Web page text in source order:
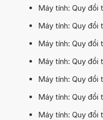
Máy tính: Quy đổi
Máy tính: Quy đổi
Máy tính: Quy đổi
Máy tính: Quy đổi
Máy tính: Quy đổi
Máy tính: Quy đổi
Máy tính: Quy đổi